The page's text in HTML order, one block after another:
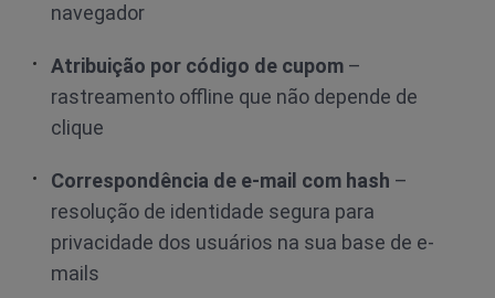
navegador
Atribuição por código de cupom –
rastreamento offline que não depende de
clique
Correspondência de e-mail com hash –
resolução de identidade segura para
privacidade dos usuários na sua base de e-
mails